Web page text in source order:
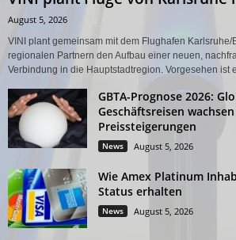
August 5, 2026
VINI plant gemeinsam mit dem Flughafen Karlsruhe/
regionalen Partnern den Aufbau einer neuen,
Verbindung in die Hauptstadtregion. Vorgesehen ist
GBTA-Prognose 2026:
Geschäftsreisen
Preissteigerungen
News August 5, 2026
Wie Amex Platinum
Status erhalten
News August 5, 2026